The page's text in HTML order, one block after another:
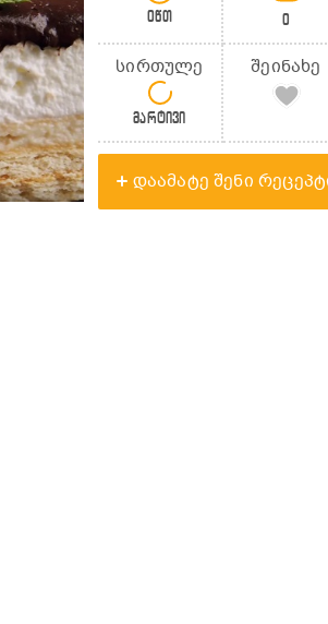
0წთ 0
სირთულე
მარტივი
შეინახე
დაამატე შენი